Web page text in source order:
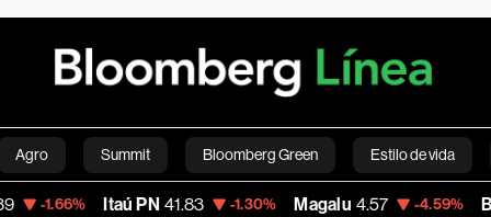
Agro Summit Bloomberg Green Estilo de vida
pessoais Viagens Internacional Brasil
Itaú PN 41.83 -1.30% Magalu 4.57 -4.59% Bitcoin